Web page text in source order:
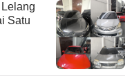
Satu